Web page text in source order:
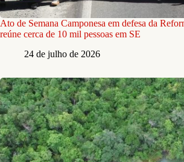
Ato de Semana Camponesa em defesa da
reúne cerca de 10 mil pessoas em SE
24 de julho de 2026